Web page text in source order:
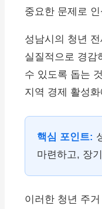
중요한 문제로
성남시의 청년
실질적으로 경감
수 있도록 돕는
지역 경제 활성
핵심 포인트:
마련하고, 장
이러한 청년 주